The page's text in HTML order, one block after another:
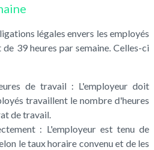
légales envers les employés
39 heures par semaine. Celles-ci
de travail : L'employeur doit
travaillent le nombre d'heures
de travail.
: L'employeur est tenu de
le taux horaire convenu et de les